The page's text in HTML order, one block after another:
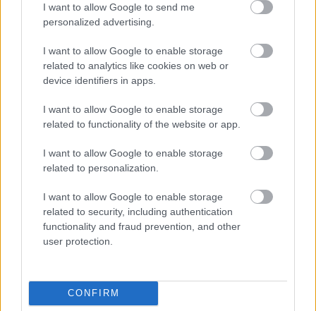
I want to allow Google to send me
personalized advertising.
I want to allow Google to enable storage
related to analytics like cookies on web or
device identifiers in apps.
I want to allow Google to enable storage
related to functionality of the website or app.
I want to allow Google to enable storage
related to personalization.
I want to allow Google to enable storage
related to security, including authentication
functionality and fraud prevention, and other
user protection.
CONFIRM
Meccs Center
Paris Saint-Germainvs
Manchester United
Felkészülési szezon 4. mérkőzés
Nya Ullevi, Göteborg
2026-08-08 17:00
Leeds UnitedvsManchester United